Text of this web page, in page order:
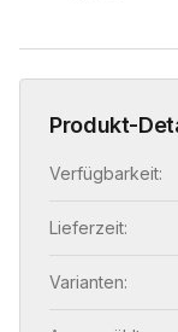
Produkt-
Verfügbarkeit:
Lieferzeit:
Varianten: